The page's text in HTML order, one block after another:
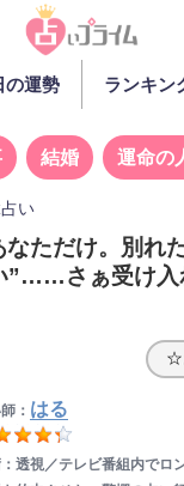
の運勢 ランキン
結婚 運命の
い
ただけ。別れ
”……さぁ受け入
☆
： はる
透視／テレビ番組内でロ